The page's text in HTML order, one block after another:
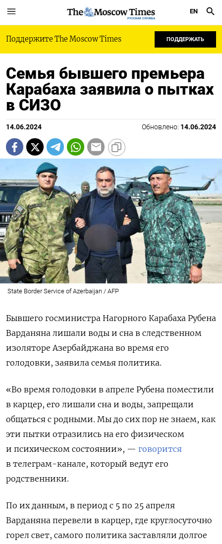
РУССКАЯ СЛУЖБА
EN
Поддержите The Moscow Times ПОДДЕРЖАТЬ
Семья бывшего премьера
Карабаха заявила о пытках
в СИЗО
14.06.2024 Обновлено: 14.06.2024
State Border Service of Azerbaijan / AFP
Бывшего госминистра Нагорного Карабаха Рубена
Варданяна лишали воды и сна в следственном
изоляторе Азербайджана во время его
голодовки, заявила семья политика.
«Во время голодовки в апреле Рубена поместили
в карцер, его лишали сна и воды, запрещали
общаться с родными. Мы до сих пор не знаем, как
эти пытки отразились на его физическом
и психическом состоянии», — говорится
в телеграм-канале, который ведут его
родственники.
По их данным, в период с 5 по 25 апреля
Варданяна перевели в карцер, где круглосуточно
горел свет, самого политика заставляли долгое